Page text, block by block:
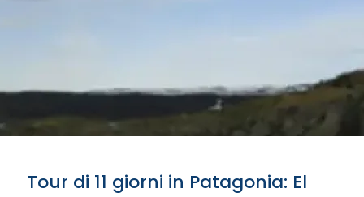
Tour di 11 giorni in Patagonia: El